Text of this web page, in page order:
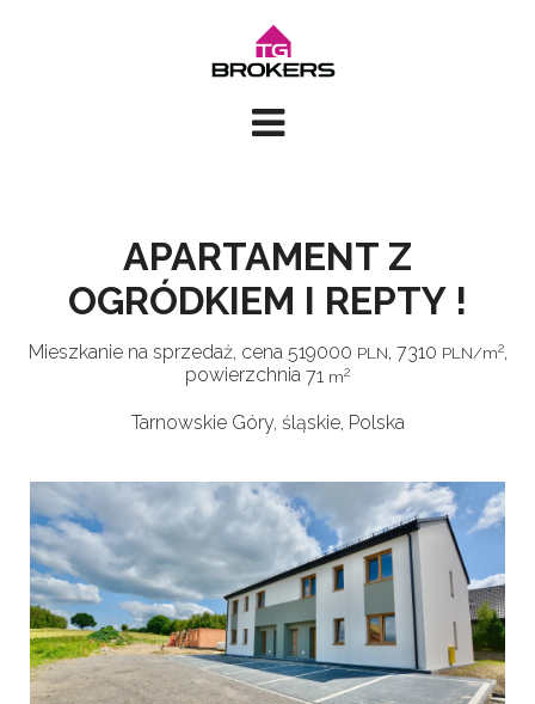
APARTAMENT Z
OGRÓDKIEM I REPTY !
Mieszkanie na sprzedaż, cena 519000 PLN, 7310 PLN/m2,
powierzchnia 71 m2
Tarnowskie Góry, śląskie, Polska